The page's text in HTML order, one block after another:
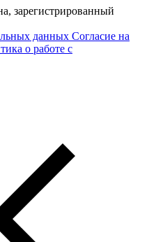
зарегистрированный
данных Согласие на
о работе с